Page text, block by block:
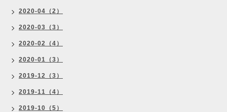
2020-04（2）
2020-03（3）
2020-02（4）
2020-01（3）
2019-12（3）
2019-11（4）
2019-10（5）